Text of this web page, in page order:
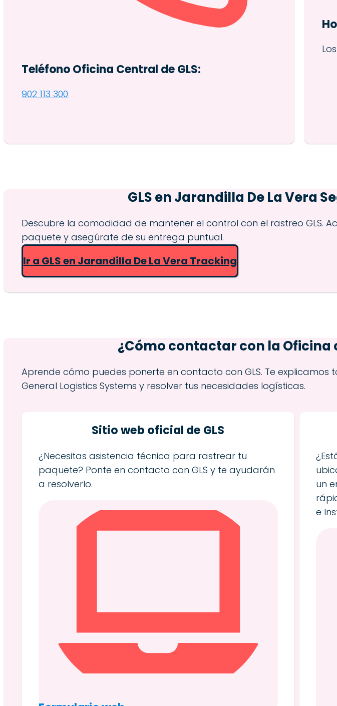
Teléfono Oficina Central de GLS:
902 113 300
GLS enJarandilla De La Vera
Descubre la comodidad de mantener el control con el rastreo GLS.
paquete y asegúrate de su entrega puntual.
Ir a GLS en Jarandilla De La Vera Tracking
¿Cómo contactar con la Oficina
Aprende cómo puedes ponerte en contacto con GLS. Te
General Logistics Systems y resolver tus necesidades logísticas.
Sitio web oficial de GLS
¿Necesitas asistencia técnica para rastrear tu
paquete? Ponte en contacto con GLS y te ayudarán
a resolverlo.
un
e